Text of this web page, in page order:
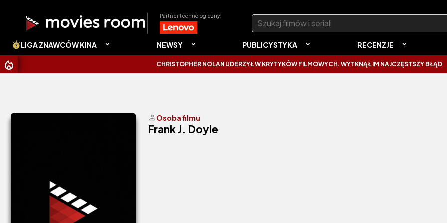
Partner technologiczny: Szukaj:
LIGA ZNAWCÓW KINA NEWSY PUBLICYSTYKA RECENZJE
CHRISTOPHER NOLAN UDERZYŁ W KRYTYKÓW FILMOWYCH. WYTKNĄŁ IM NAJCZĘSTSZY BŁĄD
personOsoba filmu
Frank J. Doyle